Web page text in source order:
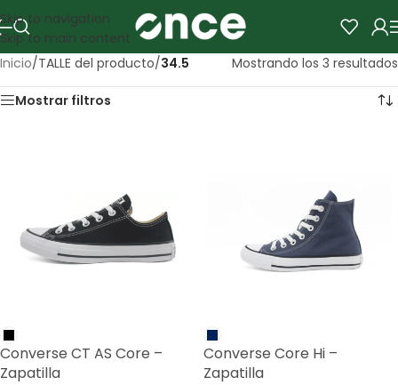
Skip to navigation
Skip to main content
Inicio/TALLE del producto/34.5 Mostrando los 3 resultados
Mostrar filtros
Converse CT AS Core –
Zapatilla
Converse Core Hi –
Zapatilla